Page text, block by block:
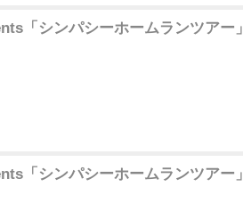
「シンパシーホームランツアー」
「シンパシーホームランツアー」